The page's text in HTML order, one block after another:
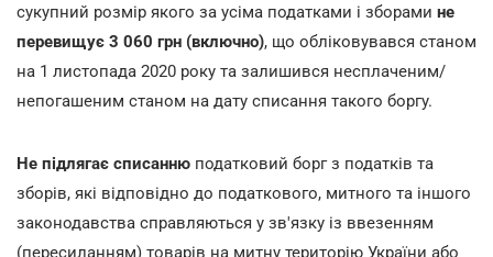
сукупний розмір якого за усіма податками і зборами не
перевищує 3 060 грн (включно), що обліковувався станом
на 1 листопада 2020 року та залишився несплаченим/
непогашеним станом на дату списання такого боргу.
Не підлягає списанню податковий борг з податків та
зборів, які відповідно до податкового, митного та іншого
законодавства справляються у зв'язку із ввезенням
(пересиланням) товарів на митну територію України або